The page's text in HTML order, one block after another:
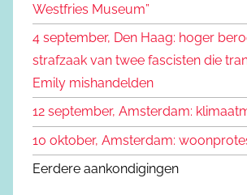
:
Westfries Museum”
4 september, Den Haag: hoger
strafzaak van twee fascisten die
Emily mishandelden
12 september, Amsterdam:
10 oktober, Amsterdam:
Eerdere aankondigingen